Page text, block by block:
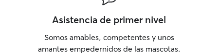
Asistencia de primer nivel
Somos amables, competentes y unos
amantes empedernidos de las mascotas.